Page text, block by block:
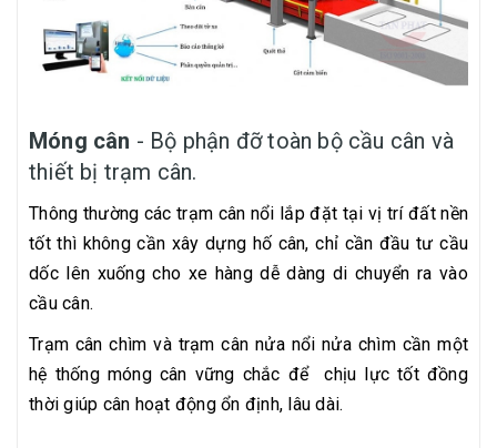
Móng cân - Bộ phận đỡ toàn bộ cầu cân và
thiết bị trạm cân.
Thông thường các trạm cân nổi lắp đặt tại vị trí đất nền
tốt thì không cần xây dựng hố cân, chỉ cần đầu tư cầu
dốc lên xuống cho xe hàng dễ dàng di chuyển ra vào
cầu cân.
Trạm cân chìm và trạm cân nửa nổi nửa chìm cần một
hệ thống móng cân vững chắc để chịu lực tốt đồng
thời giúp cân hoạt động ổn định, lâu dài.